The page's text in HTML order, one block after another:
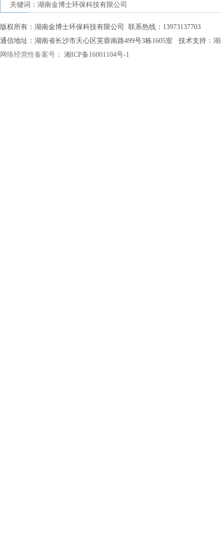
关键词：湖南金博士环保科技有限公司
版权所有：湖南金博士环保科技有限公司 联系热线：13973137703
通信地址：湖南省长沙市天心区芙蓉南路499号3栋1605室 技术支持：
网络经营性备案号： 湘ICP备16001104号-1